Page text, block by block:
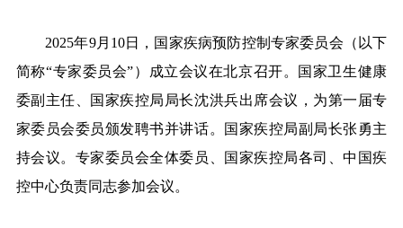
2025年9月10日，国家疾病预防控制专家委员会（以下
简称“专家委员会”）成立会议在北京召开。国家卫生健康
委副主任、国家疾控局局长沈洪兵出席会议，为第一届专
家委员会委员颁发聘书并讲话。国家疾控局副局长张勇主
持会议。专家委员会全体委员、国家疾控局各司、中国疾
控中心负责同志参加会议。